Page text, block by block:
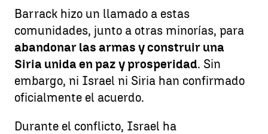
Barrack hizo un llamado a estas
comunidades, junto a otras minorías, para
abandonar las armas y construir una
Siria unida en paz y prosperidad. Sin
embargo, ni Israel ni Siria han confirmado
oficialmente el acuerdo.
Durante el conflicto, Israel ha